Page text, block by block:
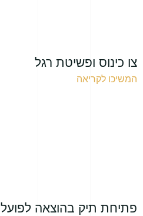
צו כינוס ופשיטת רגל
המשיכו לקריאה
פתיחת תיק בהוצאה לפועל